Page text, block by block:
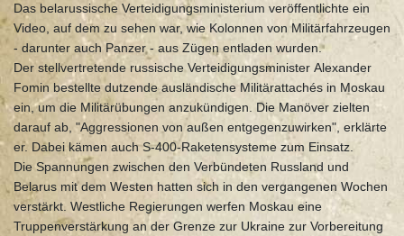
Das belarussische Verteidigungsministerium veröffentlichte ein
Video, auf dem zu sehen war, wie Kolonnen von Militärfahrzeugen
- darunter auch Panzer - aus Zügen entladen wurden.
Der stellvertretende russische Verteidigungsminister Alexander
Fomin bestellte dutzende ausländische Militärattachés in Moskau
ein, um die Militärübungen anzukündigen. Die Manöver zielten
darauf ab, "Aggressionen von außen entgegenzuwirken", erklärte
er. Dabei kämen auch S-400-Raketensysteme zum Einsatz.
Die Spannungen zwischen den Verbündeten Russland und
Belarus mit dem Westen hatten sich in den vergangenen Wochen
verstärkt. Westliche Regierungen werfen Moskau eine
Truppenverstärkung an der Grenze zur Ukraine zur Vorbereitung